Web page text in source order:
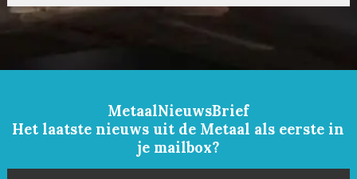
MetaalNieuwsBrief
Het laatste nieuws uit de Metaal als eerste in
je mailbox?